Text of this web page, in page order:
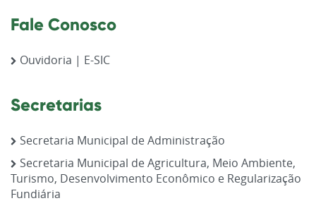
Fale Conosco
Ouvidoria | E-SIC
Secretarias
Secretaria Municipal de Administração
Secretaria Municipal de Agricultura, Meio Ambiente,
Turismo, Desenvolvimento Econômico e Regularização
Fundiária